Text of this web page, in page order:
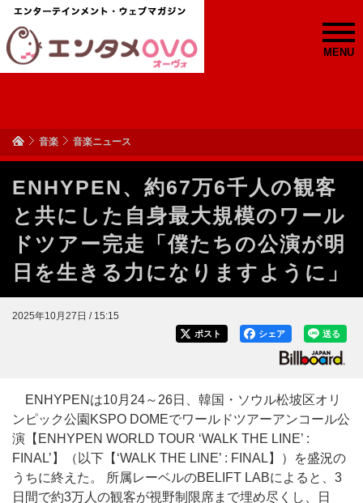
MENU
音楽 音楽ニュース
ENHYPEN、約67万6千人の観客
と共にした自身最大規模のワール
ドツアー完走「僕たちの公演が明
日を生きる力になりますように」
2025年10月27日 / 15:15
送る
シェア
ポスト
ENHYPENは10月24～26日、韓国・ソウル松坡区オリ
ンピック公園KSPO DOMEでワールドツアーアンコール公
演【ENHYPEN WORLD TOUR ‘WALK THE LINE’ :
FINAL’】（以下【‘WALK THE LINE’ : FINAL】）を盛況の
うちに終えた。 所属レーベルのBELIFT LABによると、3
日間で約3万人の観客が視野制限席まで埋め尽くし、日